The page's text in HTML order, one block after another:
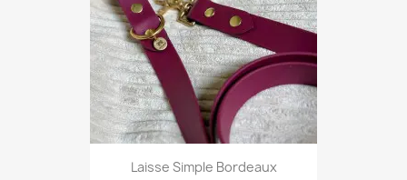
Laisse Simple Bordeaux